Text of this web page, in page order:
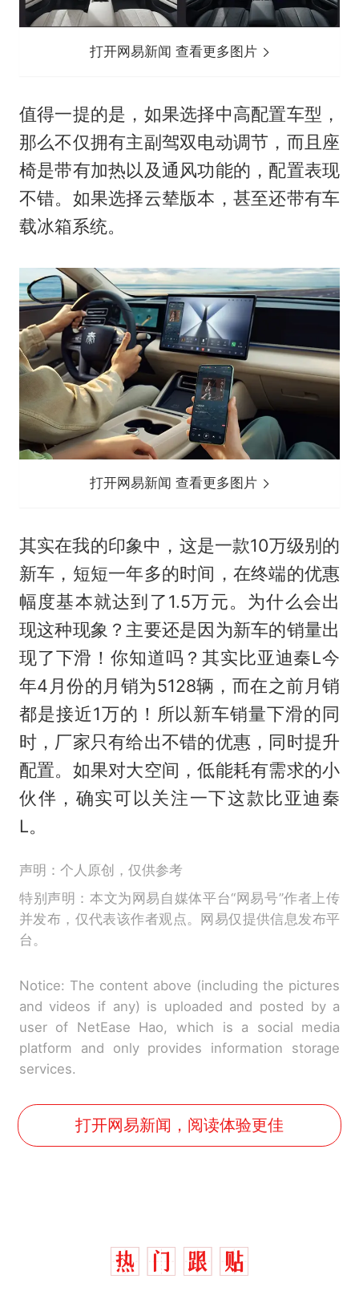
打开网易新闻 查看更多图片
值得一提的是，如果选择中高配置车型，
那么不仅拥有主副驾双电动调节，而且座
椅是带有加热以及通风功能的，配置表现
不错。如果选择云辇版本，甚至还带有车
载冰箱系统。
打开网易新闻 查看更多图片
其实在我的印象中，这是一款10万级别的
新车，短短一年多的时间，在终端的优惠
幅度基本就达到了1.5万元。为什么会出
现这种现象？主要还是因为新车的销量出
现了下滑！你知道吗？其实比亚迪秦L今
年4月份的月销为5128辆，而在之前月销
都是接近1万的！所以新车销量下滑的同
时，厂家只有给出不错的优惠，同时提升
配置。如果对大空间，低能耗有需求的小
伙伴，确实可以关注一下这款比亚迪秦
L。
声明：个人原创，仅供参考
特别声明：本文为网易自媒体平台“网易号”作者上传
并发布，仅代表该作者观点。网易仅提供信息发布平
台。
Notice: The content above (including the pictures
and videos if any) is uploaded and posted by a
user of NetEase Hao, which is a social media
platform and only provides information storage
services.
打开网易新闻，阅读体验更佳